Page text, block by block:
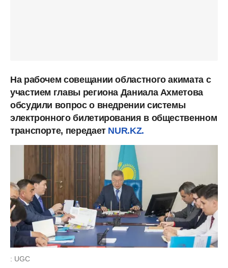
На рабочем совещании областного акимата с
участием главы региона Даниала Ахметова
обсудили вопрос о внедрении системы
электронного билетирования в общественном
транспорте, передает NUR.KZ.
: UGC